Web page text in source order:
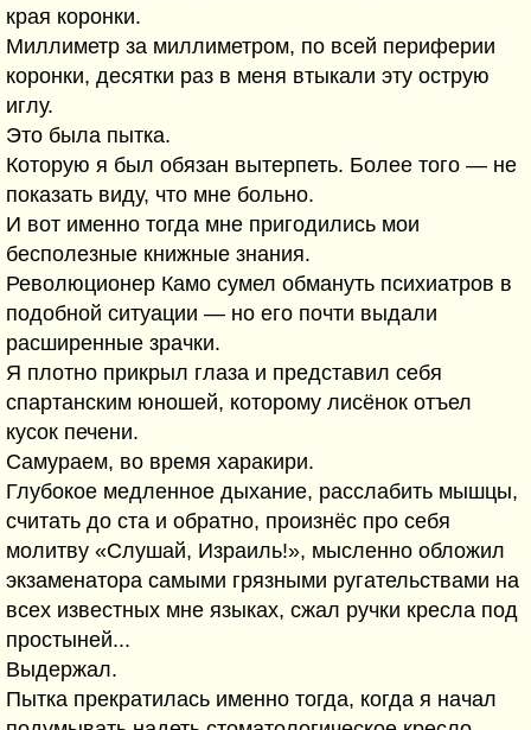
края коронки.
Миллиметр за миллиметром, по всей периферии
коронки, десятки раз в меня втыкали эту острую
иглу.
Это была пытка.
Которую я был обязан вытерпеть. Более того — не
показать виду, что мне больно.
И вот именно тогда мне пригодились мои
бесполезные книжные знания.
Революционер Камо сумел обмануть психиатров в
подобной ситуации — но его почти выдали
расширенные зрачки.
Я плотно прикрыл глаза и представил себя
спартанским юношей, которому лисёнок отъел
кусок печени.
Самураем, во время харакири.
Глубокое медленное дыхание, расслабить мышцы,
считать до ста и обратно, произнёс про себя
молитву «Слушай, Израиль!», мысленно обложил
экзаменатора самыми грязными ругательствами на
всех известных мне языках, сжал ручки кресла под
простыней...
Выдержал.
Пытка прекратилась именно тогда, когда я начал